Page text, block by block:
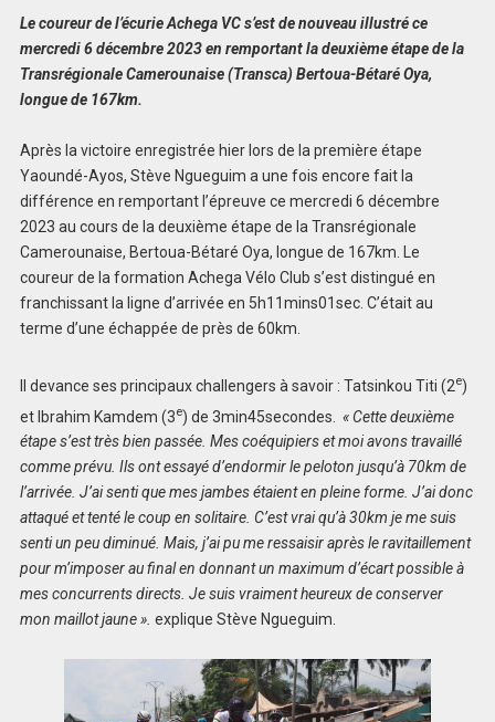
Le coureur de l’écurie Achega VC s’est de nouveau illustré ce
mercredi 6 décembre 2023 en remportant la deuxième étape de la
Transrégionale Camerounaise (Transca) Bertoua-Bétaré Oya,
longue de 167km.
Après la victoire enregistrée hier lors de la première étape
Yaoundé-Ayos, Stève Ngueguim a une fois encore fait la
différence en remportant l’épreuve ce mercredi 6 décembre
2023 au cours de la deuxième étape de la Transrégionale
Camerounaise, Bertoua-Bétaré Oya, longue de 167km. Le
coureur de la formation Achega Vélo Club s’est distingué en
franchissant la ligne d’arrivée en 5h11mins01sec. C’était au
terme d’une échappée de près de 60km.
Il devance ses principaux challengers à savoir : Tatsinkou Titi (2e)
et Ibrahim Kamdem (3e) de 3min45secondes. « Cette deuxième
étape s’est très bien passée. Mes coéquipiers et moi avons travaillé
comme prévu. Ils ont essayé d’endormir le peloton jusqu’à 70km de
l’arrivée. J’ai senti que mes jambes étaient en pleine forme. J’ai donc
attaqué et tenté le coup en solitaire. C’est vrai qu’à 30km je me suis
senti un peu diminué. Mais, j’ai pu me ressaisir après le ravitaillement
pour m’imposer au final en donnant un maximum d’écart possible à
mes concurrents directs. Je suis vraiment heureux de conserver
mon maillot jaune ». explique Stève Ngueguim.